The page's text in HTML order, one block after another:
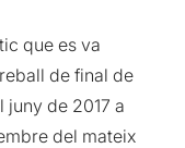
que es va
de final de
de 2017 a
del mateix